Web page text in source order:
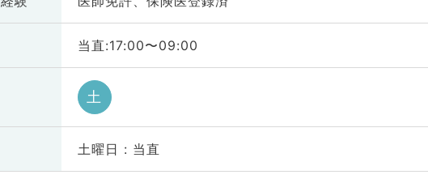
当直:17:00〜09:00
土
土曜日 : 当直